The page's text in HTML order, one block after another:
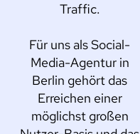
Traffic.
Für uns als Social-
Media-Agentur in
Berlin gehört das
Erreichen einer
möglichst großen